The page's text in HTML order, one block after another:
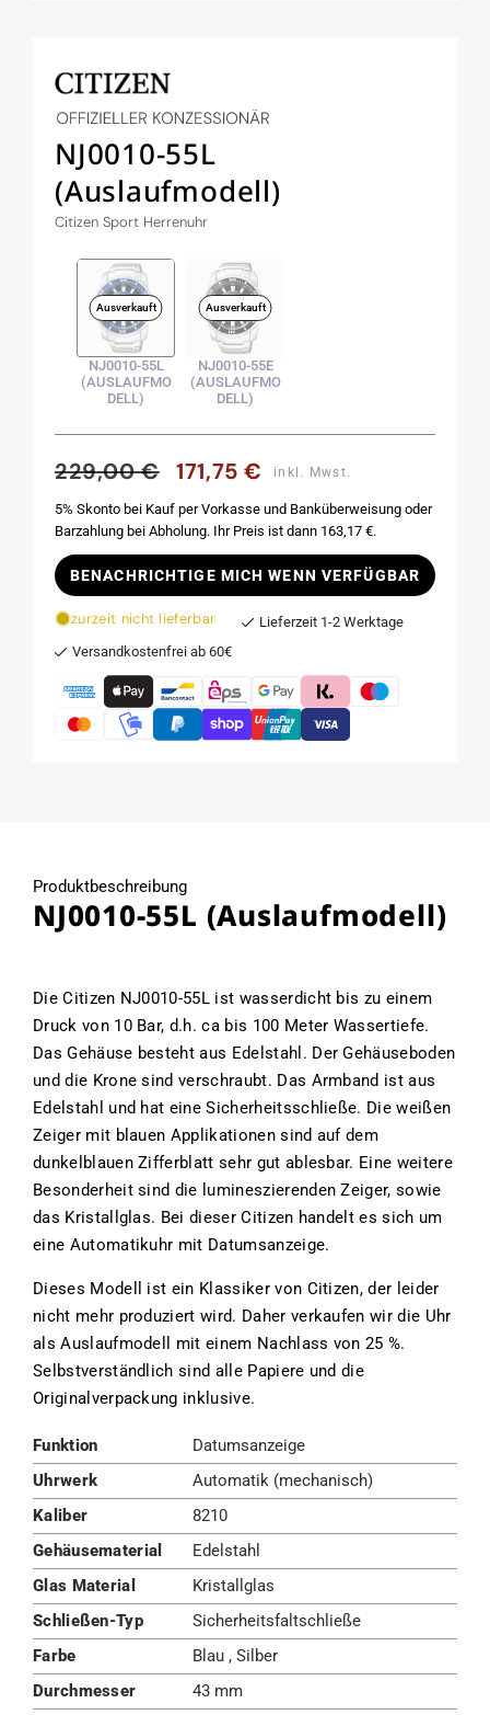
öffnen
NJ0010-55L
(Auslaufmodell)
Citizen Sport Herrenuhr
Ausverkauft
NJ0010-55L
(AUSLAUFMO
DELL)
Ausverkauft
NJ0010-55E
(AUSLAUFMO
DELL)
Normaler
229,00 € Verkaufspreis
171,75 € inkl. Mwst.
5% Skonto bei Kauf per Vorkasse und Banküberweisung oder
Barzahlung bei Abholung. Ihr Preis ist dann 163,17 €.
BENACHRICHTIGE MICH WENN VERFÜGBAR
zurzeit nicht lieferbar
Lieferzeit 1-2 Werktage
Versandkostenfrei ab 60€
Produktbeschreibung
NJ0010-55L (Auslaufmodell)
Die Citizen NJ0010-55L ist wasserdicht bis zu einem
Druck von 10 Bar, d.h. ca bis 100 Meter Wassertiefe.
Das Gehäuse besteht aus Edelstahl. Der Gehäuseboden
und die Krone sind verschraubt. Das Armband ist aus
Edelstahl und hat eine Sicherheitsschließe. Die weißen
Zeiger mit blauen Applikationen sind auf dem
dunkelblauen Zifferblatt sehr gut ablesbar. Eine weitere
Besonderheit sind die lumineszierenden Zeiger, sowie
das Kristallglas. Bei dieser Citizen handelt es sich um
eine Automatikuhr mit Datumsanzeige.
Dieses Modell ist ein Klassiker von Citizen, der leider
nicht mehr produziert wird. Daher verkaufen wir die Uhr
als Auslaufmodell mit einem Nachlass von 25 %.
Selbstverständlich sind alle Papiere und die
Originalverpackung inklusive.
Funktion
Datumsanzeige
Uhrwerk
Automatik (mechanisch)
Kaliber
8210
Gehäusematerial
Edelstahl
Glas Material
Kristallglas
Schließen-Typ
Sicherheitsfaltschließe
Farbe
Blau , Silber
Durchmesser
43 mm